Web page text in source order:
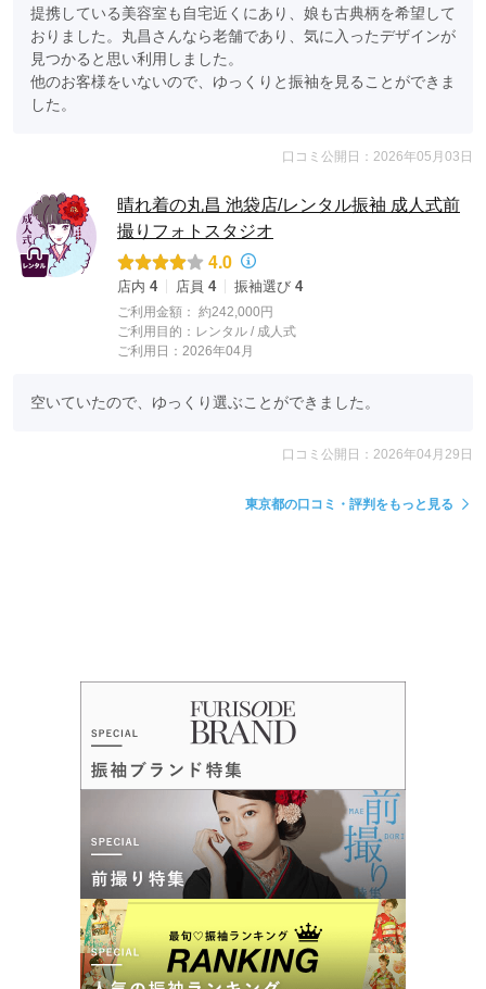
提携している美容室も自宅近くにあり、娘も古典柄を希望して
おりました。丸昌さんなら老舗であり、気に入ったデザインが
見つかると思い利用しました。
他のお客様をいないので、ゆっくりと振袖を見ることができま
した。
口コミ公開日：2026年05月03日
晴れ着の丸昌 池袋店/レンタル振袖 成人式前
撮りフォトスタジオ
4.0
店内 4 店員 4 振袖選び 4
ご利用金額： 約242,000円
ご利用目的： レンタル / 成人式
ご利用日：2026年04月
空いていたので、ゆっくり選ぶことができました。
口コミ公開日：2026年04月29日
東京都の口コミ・評判をもっと見る